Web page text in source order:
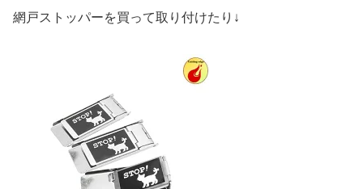
網戸ストッパーを買って取り付けたり↓